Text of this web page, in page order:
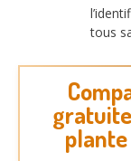
tous